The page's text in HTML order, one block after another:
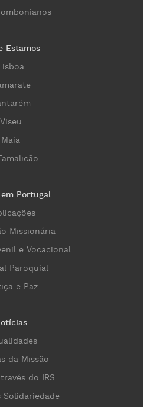
Estamos
Viseu
Maia
em Portugal
Missionária
e Vocacional
Paroquial
e Paz
da Missão
do IRS
Solidariedade